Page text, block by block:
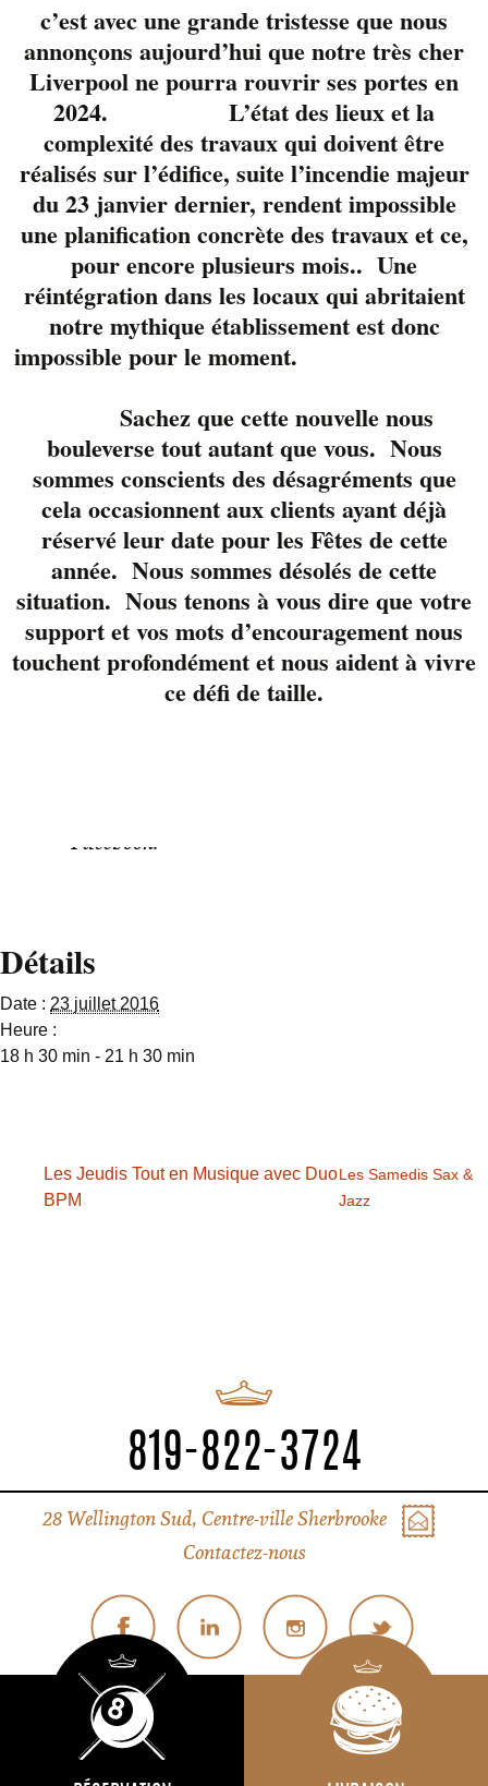
Une nouvelle formule
tous les samedis de
l’été.
Les Soirées Sax & Jazz,
pour une ambiance
musicale et estivale
exceptionnelle qui
agrémentera vos
soupers en couple ou
en groupe.
Le Liverpool Jazz band
Cloutierau
saxophone,Annam
Nguyenà la guitare et
Martin Blouinà la
basse., vous
interprétent des
standards du Jazz
mais aussi une version
électro qui mettra du
beat dans vos samedis
Facebook.
Détails
Date : 23 juillet 2016
Heure :
18 h 30 min - 21 h 30 min
Les Jeudis Tout en Musique avec Duo
BPM
Les Samedis Sax &
Jazz
819-822-3724
28 Wellington Sud, Centre-ville Sherbrooke
Contactez-nous
© Tous droits réservés Liverpool Sherbrooke
Politique de confidentialité
c’est avec une grande tristesse que nous
annonçons aujourd’hui que notre très cher
Liverpool ne pourra rouvrir ses portes en
2024. L’état des lieux et la
complexité des travaux qui doivent être
réalisés sur l’édifice, suite l’incendie majeur
du 23 janvier dernier, rendent impossible
une planification concrète des travaux et ce,
pour encore plusieurs mois.. Une
réintégration dans les locaux qui abritaient
notre mythique établissement est donc
impossible pour le moment.
Sachez que cette nouvelle nous
bouleverse tout autant que vous. Nous
sommes conscients des désagréments que
cela occasionnent aux clients ayant déjà
réservé leur date pour les Fêtes de cette
année. Nous sommes désolés de cette
situation. Nous tenons à vous dire que votre
support et vos mots d’encouragement nous
touchent profondément et nous aident à vivre
ce défi de taille.